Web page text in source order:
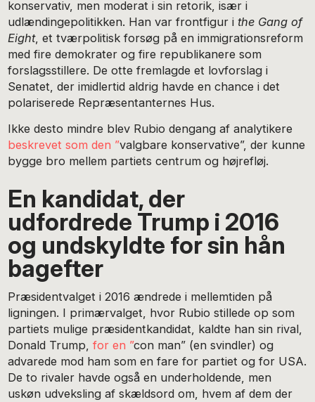
konservativ, men moderat i sin retorik, især i
udlændingepolitikken. Han var frontfigur ithe Gang of
Eight, et tværpolitisk forsøg på en immigrationsreform
med fire demokrater og fire republikanere som
forslagsstillere. De otte fremlagde et lovforslag i
Senatet, der imidlertid aldrig havde en chance i det
polariserede Repræsentanternes Hus.
Ikke desto mindre blev Rubio dengang af analytikere
beskrevet som den ”valgbare konservative”, der kunne
bygge bro mellem partiets centrum og højrefløj.
En kandidat, der
udfordrede Trump i 2016
og undskyldte for sin hån
bagefter
Præsidentvalget i 2016 ændrede i mellemtiden på
ligningen. I primærvalget, hvor Rubio stillede op som
partiets mulige præsidentkandidat, kaldte han sin rival,
Donald Trump,for en ”con man” (en svindler) og
advarede mod ham som en fare for partiet og for USA.
De to rivaler havde også en underholdende, men
uskøn udveksling af skældsord om, hvem af dem der